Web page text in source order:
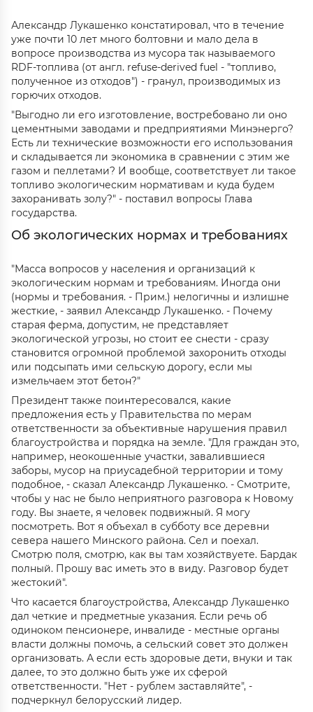
Александр Лукашенко констатировал, что в течение
уже почти 10 лет много болтовни и мало дела в
вопросе производства из мусора так называемого
RDF-топлива (от англ. refuse-derived fuel - "топливо,
полученное из отходов") - гранул, производимых из
горючих отходов.
"Выгодно ли его изготовление, востребовано ли оно
цементными заводами и предприятиями Минэнерго?
Есть ли технические возможности его использования
и складывается ли экономика в сравнении с этим же
газом и пеллетами? И вообще, соответствует ли такое
топливо экологическим нормативам и куда будем
захоранивать золу?" - поставил вопросы Глава
государства.
Об экологических нормах и требованиях
"Масса вопросов у населения и организаций к
экологическим нормам и требованиям. Иногда они
(нормы и требования. - Прим.) нелогичны и излишне
жесткие, - заявил Александр Лукашенко. - Почему
старая ферма, допустим, не представляет
экологической угрозы, но стоит ее снести - сразу
становится огромной проблемой захоронить отходы
или подсыпать ими сельскую дорогу, если мы
измельчаем этот бетон?"
Президент также поинтересовался, какие
предложения есть у Правительства по мерам
ответственности за объективные нарушения правил
благоустройства и порядка на земле. "Для граждан это,
например, неокошенные участки, завалившиеся
заборы, мусор на приусадебной территории и тому
подобное, - сказал Александр Лукашенко. - Смотрите,
чтобы у нас не было неприятного разговора к Новому
году. Вы знаете, я человек подвижный. Я могу
посмотреть. Вот я объехал в субботу все деревни
севера нашего Минского района. Сел и поехал.
Смотрю поля, смотрю, как вы там хозяйствуете. Бардак
полный. Прошу вас иметь это в виду. Разговор будет
жестокий".
Что касается благоустройства, Александр Лукашенко
дал четкие и предметные указания. Если речь об
одиноком пенсионере, инвалиде - местные органы
власти должны помочь, а сельский совет это должен
организовать. А если есть здоровые дети, внуки и так
далее, то это должно быть уже их сферой
ответственности. "Нет - рублем заставляйте", -
подчеркнул белорусский лидер.